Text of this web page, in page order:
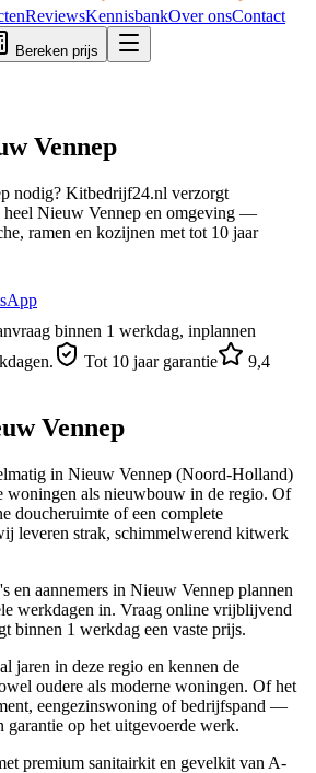
ReviewsKennisbankOver onsContact
Bereken prijs
Vennep
nodig? Kitbedrijf24.nl verzorgt
Nieuw Vennep en omgeving —
ramen en kozijnen met tot 10 jaar
binnen 1 werkdag, inplannen
Tot 10 jaar garantie
9,4
Vennep
in Nieuw Vennep (Noord-Holland)
woningen als nieuwbouw in de regio. Of
doucheruimte of een complete
leveren strak, schimmelwerend kitwerk
en aannemers in Nieuw Vennep plannen
werkdagen in. Vraag online vrijblijvend
binnen 1 werkdag een vaste prijs.
jaren in deze regio en kennen de
oudere als moderne woningen. Of het
eengezinswoning of bedrijfspand —
op het uitgevoerde werk.
premium sanitairkit en gevelkit van A-